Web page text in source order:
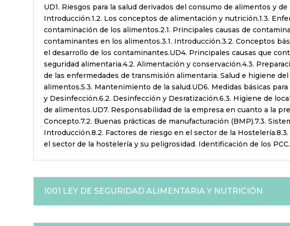
UD1. Riesgos para la salud derivados del consumo de alimentos y
Introducción.1.2. Los conceptos de alimentación y nutrición.1.3.
contaminación de los alimentos.2.1. Principales causas de
contaminantes en los alimentos.3.1. Introducción.3.2. Conceptos
el desarrollo de los contaminantes.UD4. Principales causas que
seguridad alimentaria.4.2. Alimentación y conservación.4.3.
de las enfermedades de transmisión alimentaria. Salud e higiene
alimentos.5.3. Mantenimiento de la salud.UD6. Medidas básicas
y Desinfección.6.2. Desinfección y Desratización.6.3. Higiene de
de alimentos.UD7. Responsabilidad de la empresa en cuanto a la
Concepto.7.2. Buenas prácticas de manufacturación (BMP).7.3.
Introducción.8.2. Factores de riesgo en el sector de la
el sector de la hostelería y su peligrosidad. Identificación de los
1001 LEY DE SEGURIDAD ALIMENTARIA Y NUTRICIÓN